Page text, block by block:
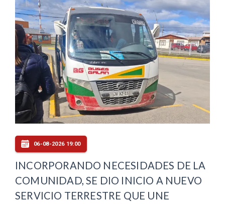
06-08-2026 19:00
INCORPORANDO NECESIDADES DE LA
COMUNIDAD, SE DIO INICIO A NUEVO
SERVICIO TERRESTRE QUE UNE